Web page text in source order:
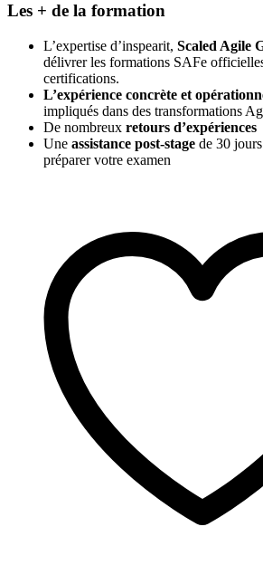
Les + de la formation
L’expertise d’inspearit, Scaled Agile
délivrer les formations SAFe
certifications.
L’expérience concrète et
impliqués dans des transformations
De nombreux retours d’expériences
Une assistance post-stage de 30
préparer votre examen